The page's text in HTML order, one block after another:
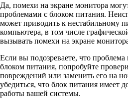
Да, помехи на экране монитора
проблемами с блоком питания.
может приводить к нестабильному
компьютера, в том числе
вызывать помехи на экране
Если вы подозреваете, что проблема
блоком питания, попробуйте
повреждений или заменить его на
убедиться, что блок питания имеет
работы вашей системы.